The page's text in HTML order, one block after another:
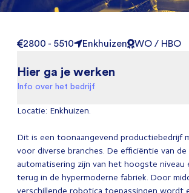
2800 - 5510 Enkhuizen WO / HBO
Hier ga je werken
Info over het bedrijf
Locatie: Enkhuizen.
Dit is een toonaangevend productiebedrijf
voor diverse branches. De efficiëntie van
automatisering zijn van het hoogste niveau
terug in de hypermoderne fabriek. Door
verschillende robotica toepassingen wordt